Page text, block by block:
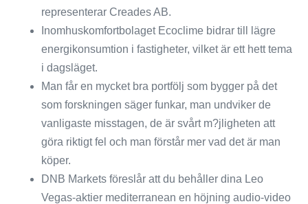
representerar Creades AB.
Inomhuskomfortbolaget Ecoclime bidrar till lägre
energikonsumtion i fastigheter, vilket är ett hett tema
i dagsläget.
Man får en mycket bra portfölj som bygger på det
som forskningen säger funkar, man undviker de
vanligaste misstagen, de är svårt m?jligheten att
göra riktigt fel och man förstår mer vad det är man
köper.
DNB Markets föreslår att du behåller dina Leo
Vegas-aktier mediterranean en höjning audio-video